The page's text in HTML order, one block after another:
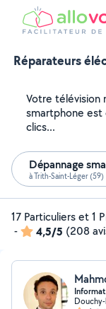
Réparateurs
Votre télévision
smartphone est
clics...
Dépannage
à Trith-Saint-Léger (59)
17 Particuliers et 1
-
4,5/5 (208